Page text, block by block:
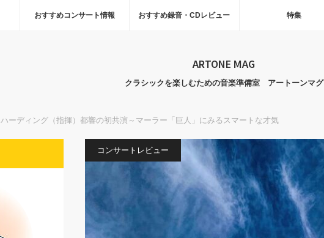
おすすめコンサート情報 おすすめ録音・CDレビュー 特集
ARTONE MAG
クラシックを楽しむための音楽準備室 アートーンマグ
ハーディング（指揮）都響の初共演～マーラー「巨人」にみるスマートな才気
コンサートレビュー